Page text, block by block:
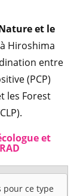
et le
Hiroshima
entre
(PCP)
les Forest
et
pour ce type